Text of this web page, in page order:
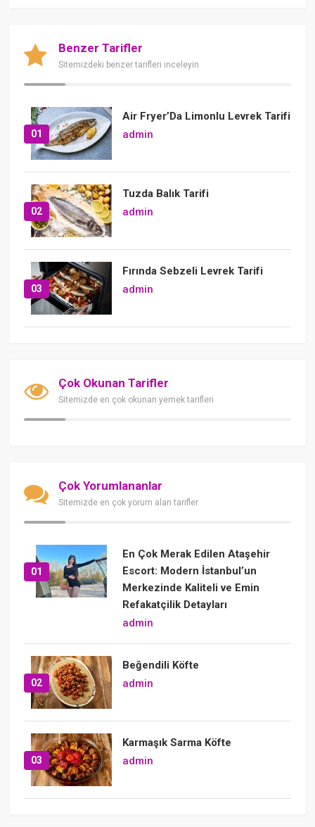
Benzer Tarifler
Sitemizdeki benzer tarifleri inceleyin
01
Air Fryer’Da Limonlu Levrek Tarifi
admin
02
Tuzda Balık Tarifi
admin
03
Fırında Sebzeli Levrek Tarifi
admin
Çok Okunan Tarifler
Sitemizde en çok okunan yemek tarifleri
Çok Yorumlananlar
Sitemizde en çok yorum alan tarifler
01
En Çok Merak Edilen Ataşehir
Escort: Modern İstanbul’un
Merkezinde Kaliteli ve Emin
Refakatçilik Detayları
admin
02
Beğendili Köfte
admin
03
Karmaşık Sarma Köfte
admin